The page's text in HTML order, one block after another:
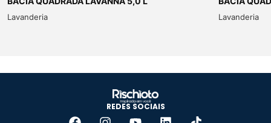
Lavanderia Lavanderia
REDES SOCIAIS